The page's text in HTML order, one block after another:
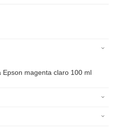
magenta claro 100 ml